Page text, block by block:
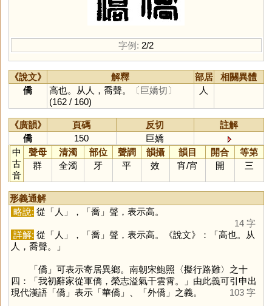
字例: 2/2
《說文》 解釋 部居
相關異體
僑
高也。从人，喬聲。
〔巨嬌切〕
(162 / 160)
人
《廣韻》 頁碼 反切
註解
僑
150
巨嬌
中
古
音
聲母 清濁 部位 聲調 韻攝 韻目 開合
等第
群
全濁 牙 平 效 宵/宵 開 三
形義通解
略說: 從「人 」，「喬 」聲，表示高。
14 字
詳解: 從「人 」，「喬 」聲，表示高。《說文》：「高也。从
人，喬聲。」
「僑」可表示寄居異鄉。南朝宋鮑照〈擬行路難〉之十
四：「我初辭家從軍僑，榮志溢氣干雲霄。」由此義可引申出
現代漢語「僑」表示「華僑」、「外僑」之義。 103 字